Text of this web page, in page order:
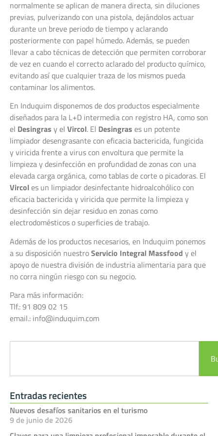
normalmente se aplican de manera directa, sin diluciones
previas, pulverizando con una pistola, dejándolos actuar
durante un breve periodo de tiempo y aclarando
posteriormente con papel húmedo. Además, se pueden
llevar a cabo técnicas de detección que permiten corroborar
de vez en cuando el correcto aclarado del producto químico,
evitando así que cualquier traza de los mismos pueda
contaminar los alimentos.
En Induquim disponemos de dos productos especialmente
diseñados para la L+D intermedia con registro HA, como son
el Desingras y el Vircol. El Desingras es un potente
limpiador desengrasante con eficacia bactericida, fungicida
y viricida frente a virus con envoltura que permite la
limpieza y desinfección en profundidad de zonas con una
elevada carga orgánica, como tablas de corte o picadoras. El
Vircoles un limpiador desinfectante hidroalcohólico con
eficacia bactericida y viricida que permite la limpieza y
desinfección sin dejar residuo en zonas como
electrodomésticos o superficies de trabajo.
Además de los productos necesarios, en Induquim ponemos
a su disposición nuestroServicio Integral Massfood y el
apoyo de nuestra división de industria alimentaria para que
no corra ningún riesgo con su negocio.
Para más información:
Tlf.: 91 809 02 15
email.: info@induquim.com
Entradas recientes
Nuevos desafíos sanitarios en el turismo
9 de junio de 2026